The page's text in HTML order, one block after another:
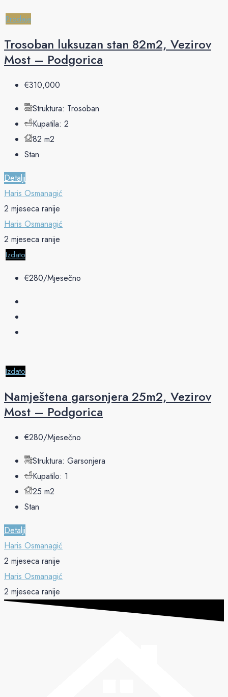
Prodaja
Trosoban luksuzan stan 82m2, Vezirov
Most – Podgorica
€‎310,000
Struktura: Trosoban
Kupatila: 2
82 m2
Stan
Detalji
Haris Osmanagić
2 mjeseca ranije
Haris Osmanagić
2 mjeseca ranije
Izdato
€‎280/Mjesečno
Izdato
Namještena garsonjera 25m2, Vezirov
Most – Podgorica
€‎280/Mjesečno
Struktura: Garsonjera
Kupatilo: 1
25 m2
Stan
Detalji
Haris Osmanagić
2 mjeseca ranije
Haris Osmanagić
2 mjeseca ranije